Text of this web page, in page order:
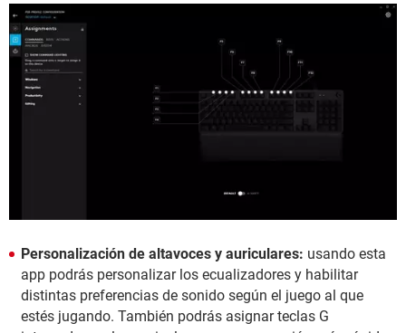
Personalización de altavoces y auriculares: usando esta
app podrás personalizar los ecualizadores y habilitar
distintas preferencias de sonido según el juego al que
estés jugando. También podrás asignar teclas G